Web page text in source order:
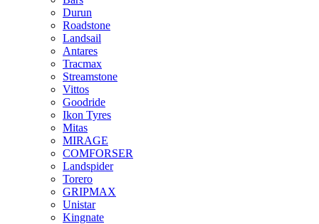
Durun
Roadstone
Landsail
Antares
Tracmax
Streamstone
Vittos
Goodride
Ikon Tyres
Mitas
MIRAGE
COMFORSER
Landspider
Torero
GRIPMAX
Unistar
Kingnate